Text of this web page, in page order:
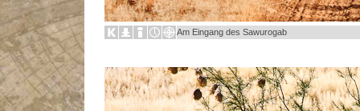
Am Eingang des Sawurogab